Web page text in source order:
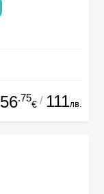
56.75
€ / 111лв.